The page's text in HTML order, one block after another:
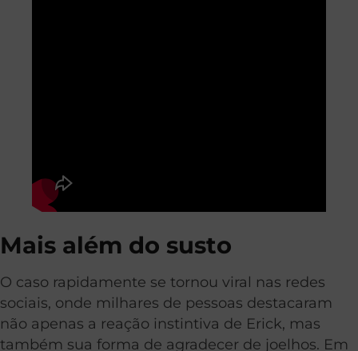
Mais além do susto
O caso rapidamente se tornou viral nas redes
sociais, onde milhares de pessoas destacaram
não apenas a reação instintiva de Erick, mas
também sua forma de agradecer de joelhos. Em